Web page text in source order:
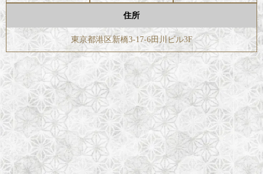
住所
東京都港区新橋3-17-6田川ビル3F